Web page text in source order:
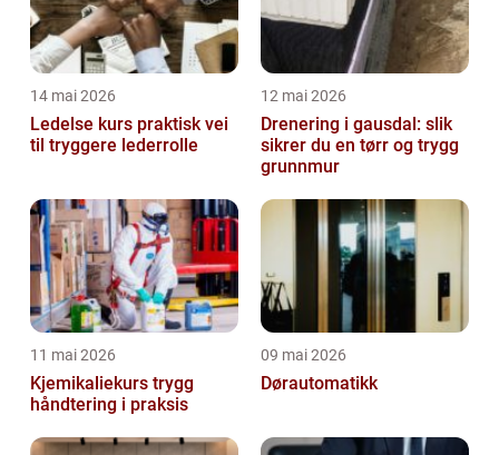
14 mai 2026
Ledelse kurs praktisk vei
til tryggere lederrolle
12 mai 2026
Drenering i gausdal: slik
sikrer du en tørr og trygg
grunnmur
11 mai 2026
Kjemikaliekurs trygg
håndtering i praksis
09 mai 2026
Dørautomatikk